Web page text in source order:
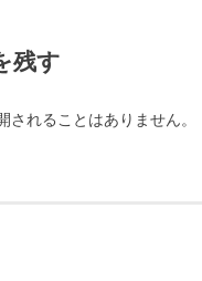
残す
されることはありません。